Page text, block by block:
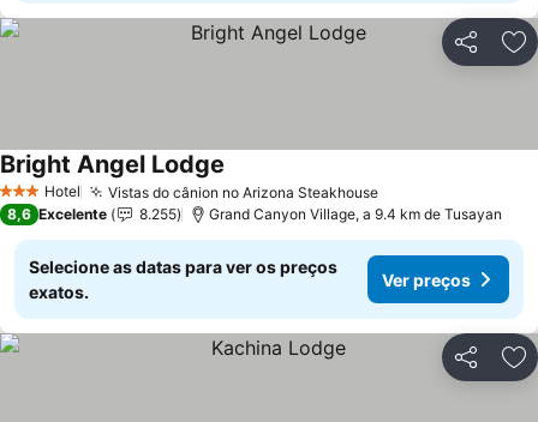
Partilhar
3 EstrelasHotel Vistas do cânion no Arizona SteakhouseVer preços
Bright Angel Lodge
8,6 Excelente 8.255 Grand Canyon Village, a 9.4 km de Tusayan
Selecione as datas para ver os preços
exatos.
Ver preços
Partilhar